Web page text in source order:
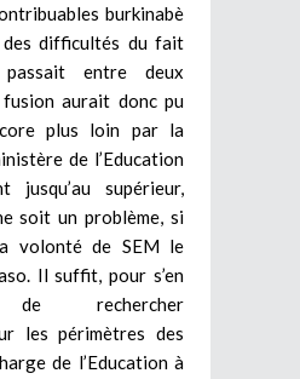
burkinabè
difficultés du fait
entre deux
aurait donc pu
plus loin par la
de l’Education
jusqu’au supérieur,
soit un problème, si
volonté de SEM le
Il suffit, pour s’en
de rechercher
les périmètres des
de l’Education à